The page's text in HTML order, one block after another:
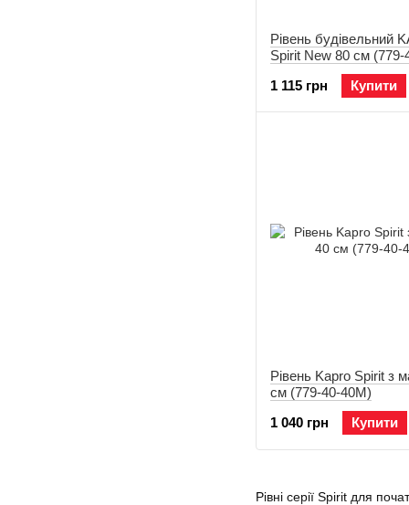
Рівні серії Spirit для
Рівень будівельний
Spirit New 80 см (779-
1 115 грн
Купити
Рівень Kapro Spirit з
см (779-40-40M)
1 040 грн
Купити